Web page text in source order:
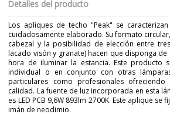
Detalles del producto
Los apliques de techo "Peak" se
cuidadosamente elaborado. Su formato
cabezal y la posibilidad de elección entre
lacado visón y granate) hacen que disponga
hora de iluminar la estancia. Este producto
individual o en conjunto con otras
particulares como profesionales
calidad. La fuente de luz incorporada en esta
es LED PCB 9,6W 893lm 2700K. Este aplique
imán de neodimio.